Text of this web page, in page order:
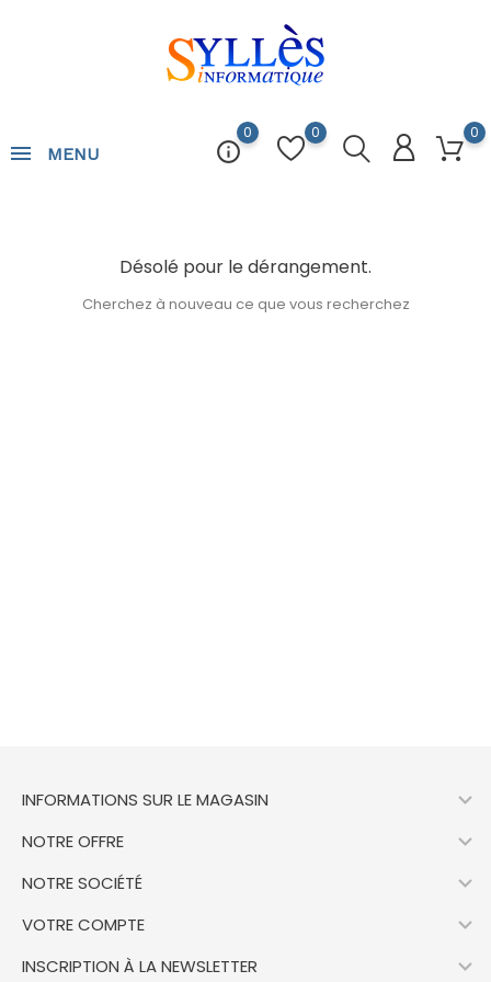
0
0
info_outline
0
MENU
Désolé pour le dérangement.
Cherchez à nouveau ce que vous recherchez
INFORMATIONS SUR LE MAGASIN 
NOTRE OFFRE 
NOTRE SOCIÉTÉ 
VOTRE COMPTE 
INSCRIPTION À LA NEWSLETTER 